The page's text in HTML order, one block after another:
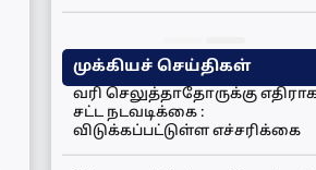
முக்கியச் செய்திகள்
வரி செலுத்தாதோருக்கு
சட்ட நடவடிக்கை :
விடுக்கப்பட்டுள்ள எச்சரிக்கை